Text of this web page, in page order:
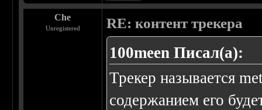
Che
Unregistered RE: контент трекера
100meen Писал(а):
Трекер называется
содержанием его